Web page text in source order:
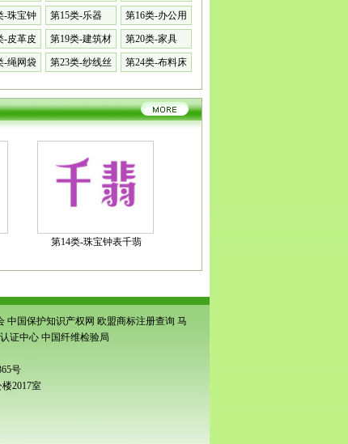
调
具
-珠宝钟
第15类-乐器
第16类-办公用
品
-皮革皮
第19类-建筑材
料
第20类-家具
-绳网袋
第23类-纱线丝
第24类-布料床
第14类-珠宝钟表千翡
中国保护知识产权网 欧盟商标注册查询 马
证中心 中国纤维检验局
号
2017室